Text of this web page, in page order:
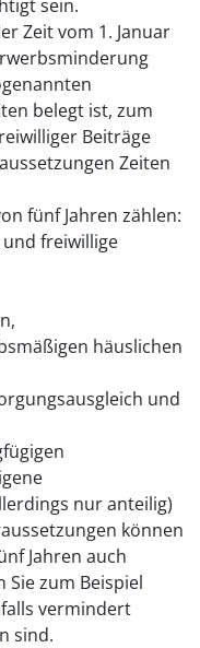
sein.
Zeit vom 1. Januar
belegt ist, zum
Beiträge
Zeiten
fünf Jahren zählen:
freiwillige
häuslichen
und
nur anteilig)
können
Jahren auch
Siezum Beispiel
vermindert
sind.